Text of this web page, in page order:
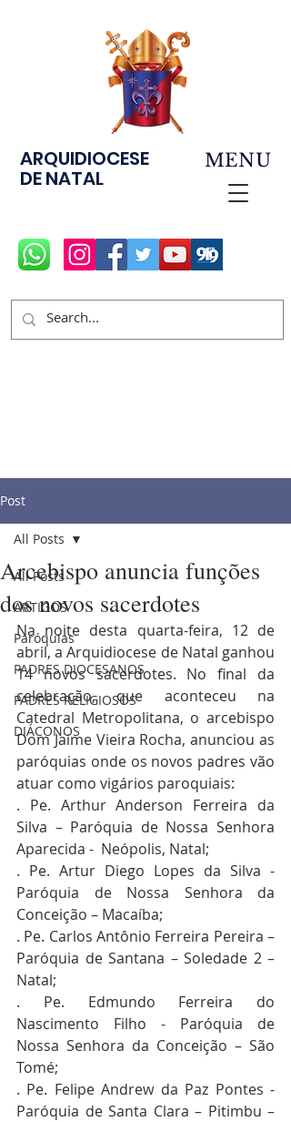
ARQUIDIOCESE
DE NATAL
MENU
Post
All Posts
ARTIGOS
Paróquias
PADRES DIOCESANOS
PADRES RELIGIOSOS
DIÁCONOS
All Posts
Arcebispo anuncia funções
dos novos sacerdotes
Na noite desta quarta-feira, 12 de
abril, a Arquidiocese de Natal ganhou
14 novos sacerdotes. No final da
celebração, que aconteceu na
Catedral Metropolitana, o arcebispo
Dom Jaime Vieira Rocha, anunciou as
paróquias onde os novos padres vão
atuar como vigários paroquiais:
. Pe. Arthur Anderson Ferreira da
Silva – Paróquia de Nossa Senhora
Aparecida -  Neópolis, Natal;
. Pe. Artur Diego Lopes da Silva -
Paróquia de Nossa Senhora da
Conceição – Macaíba;
. Pe. Carlos Antônio Ferreira Pereira –
Paróquia de Santana – Soledade 2 –
Natal;
. Pe. Edmundo Ferreira do
Nascimento Filho - Paróquia de
Nossa Senhora da Conceição – São
Tomé;
. Pe. Felipe Andrew da Paz Pontes -
Paróquia de Santa Clara – Pitimbu –